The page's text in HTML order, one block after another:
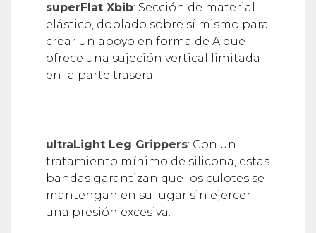
superFlat Xbib: Sección de material
elástico, doblado sobre sí mismo para
crear un apoyo en forma de A que
ofrece una sujeción vertical limitada
en la parte trasera.
ultraLight Leg Grippers: Con un
tratamiento mínimo de silicona, estas
bandas garantizan que los culotes se
mantengan en su lugar sin ejercer
una presión excesiva.